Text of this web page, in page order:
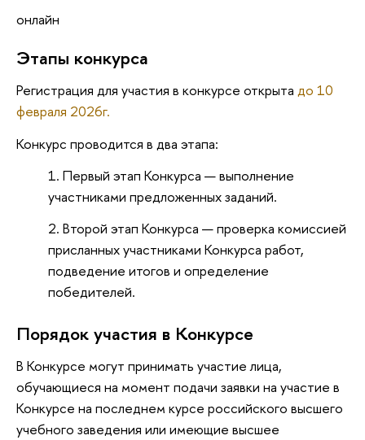
онлайн
Этапы конкурса
Регистрация для участия в конкурсе открыта до 10
февраля 2026г.
Конкурс проводится в два этапа:
Первый этап Конкурса — выполнение
участниками предложенных заданий.
торой этап Конкурса — проверка комиссией
присланных участниками Конкурса работ,
подведение итогов и определение
победителей.
Порядок участия в Конкурсе
Конкурсе могут принимать участие лица,
обучающиеся на момент подачи заявки на участие
Конкурсе на последнем курсе российского высшего
учебного заведения или имеющие высшее